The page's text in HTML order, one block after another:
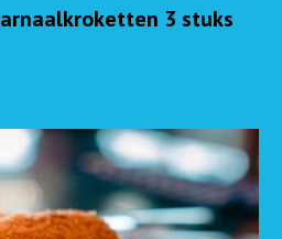
arnaalkroketten 3 stuks